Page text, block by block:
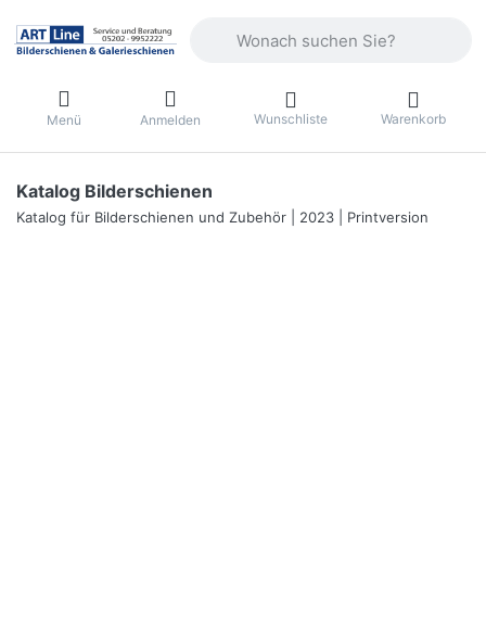
Menü Anmelden Wunschliste Warenkorb
Katalog Bilderschienen
Katalog für Bilderschienen und Zubehör | 2023 | Printversion